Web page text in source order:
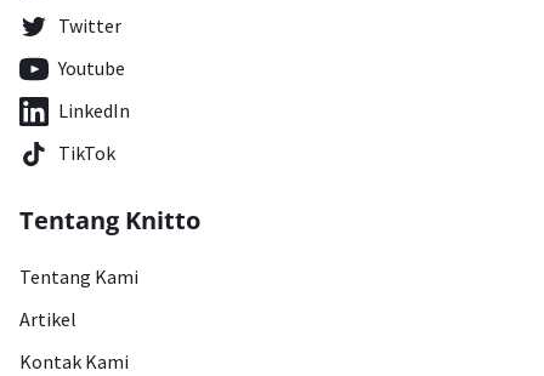
Twitter
Youtube
LinkedIn
TikTok
Tentang Knitto
Tentang Kami
Artikel
Kontak Kami